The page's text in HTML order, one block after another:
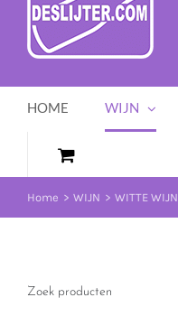
HOME WIJN
Home WIJN WITTE WIJN
Zoek producten